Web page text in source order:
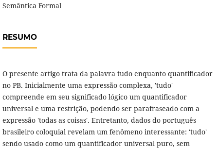
Semântica Formal
RESUMO
O presente artigo trata da palavra tudo enquanto quantificador
no PB. Inicialmente uma expressão complexa, 'tudo'
compreende em seu significado lógico um quantificador
universal e uma restrição, podendo ser parafraseado com a
expressão 'todas as coisas'. Entretanto, dados do português
brasileiro coloquial revelam um fenômeno interessante: 'tudo'
sendo usado como um quantificador universal puro, sem